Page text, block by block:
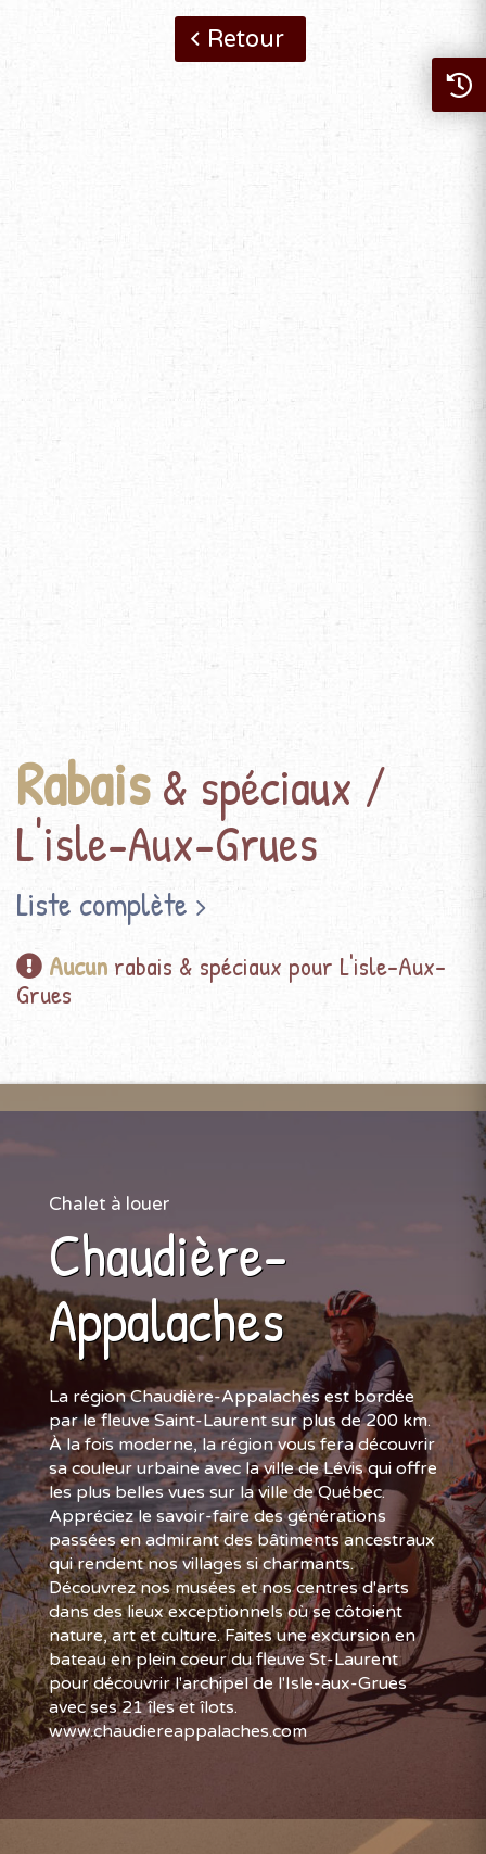
Retour
Rabais& spéciaux /
L'isle-Aux-Grues
Liste complète
Aucun rabais & spéciaux pour L'isle-Aux-
Grues
Chalet à louer
Chaudière-
Appalaches
La région Chaudière-Appalaches est bordée
par le fleuve Saint-Laurent sur plus de 200 km.
À la fois moderne, la région vous fera découvrir
sa couleur urbaine avec la ville de Lévis qui offre
les plus belles vues sur la ville de Québec.
Appréciez le savoir-faire des générations
passées en admirant des bâtiments ancestraux
qui rendent nos villages si charmants.
Découvrez nos musées et nos centres d'arts
dans des lieux exceptionnels où se côtoient
nature, art et culture. Faites une excursion en
bateau en plein coeur du fleuve St-Laurent
pour découvrir l'archipel de l'Isle-aux-Grues
avec ses 21 îles et îlots.
www.chaudiereappalaches.com